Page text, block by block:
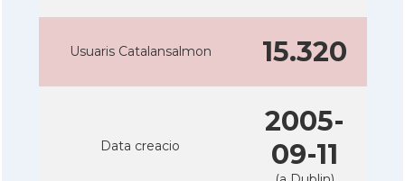
Usuaris Catalansalmon 15.320
Data creacio
2005-
09-11